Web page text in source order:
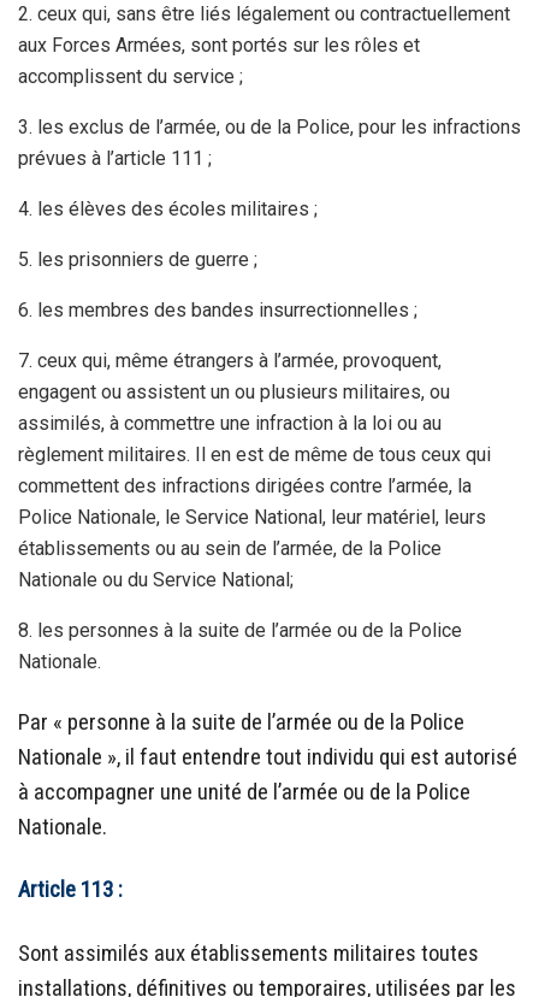
2. ceux qui, sans être liés légalement ou contractuellement
aux Forces Armées, sont portés sur les rôles et
accomplissent du service ;
3. les exclus de l’armée, ou de la Police, pour les infractions
prévues à l’article 111 ;
4. les élèves des écoles militaires ;
5. les prisonniers de guerre ;
6. les membres des bandes insurrectionnelles ;
7. ceux qui, même étrangers à l’armée, provoquent,
engagent ou assistent un ou plusieurs militaires, ou
assimilés, à commettre une infraction à la loi ou au
règlement militaires. Il en est de même de tous ceux qui
commettent des infractions dirigées contre l’armée, la
Police Nationale, le Service National, leur matériel, leurs
établissements ou au sein de l’armée, de la Police
Nationale ou du Service National;
8. les personnes à la suite de l’armée ou de la Police
Nationale.
Par « personne à la suite de l’armée ou de la Police
Nationale », il faut entendre tout individu qui est autorisé
à accompagner une unité de l’armée ou de la Police
Nationale.
Article 113 :
Sont assimilés aux établissements militaires toutes
installations, définitives ou temporaires, utilisées par les